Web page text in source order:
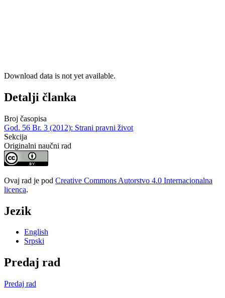
Download data is not yet available.
Detalji članka
Broj časopisa
God. 56 Br. 3 (2012): Strani pravni život
Sekcija
Originalni naučni rad
Ovaj rad je pod Creative Commons Autorstvo 4.0 Internacionalna
licenca.
Jezik
English
Srpski
Predaj rad
Predaj rad